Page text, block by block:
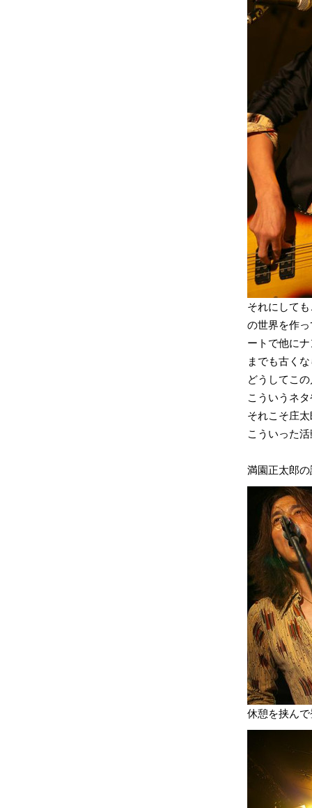
それにして
の世界を作
ートで他に
までも古く
どうしてこ
こういうネ
それこそ庄
こういった
満園正太郎
休憩を挟ん